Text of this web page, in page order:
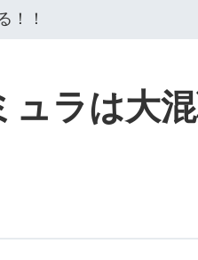
！！
ラは大